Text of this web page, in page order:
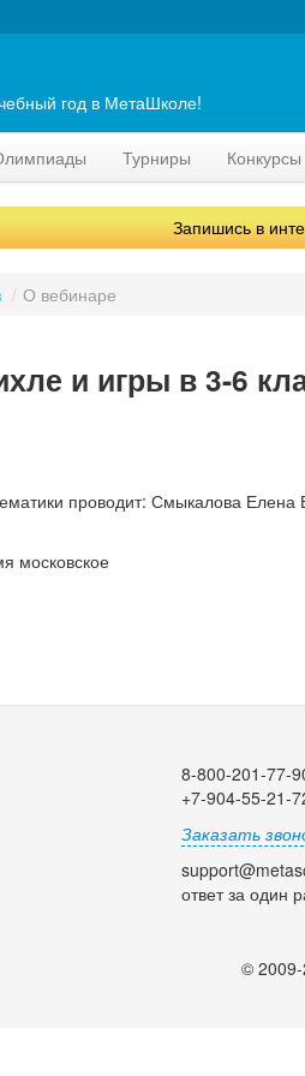
год в МетаШколе!
Турниры Конкурсы
Запишись в
/ О вебинаре
и игры в 3-6
проводит: Смыкалова
московское
8-800-201-77-
+7-904-55-21-
Заказать
ответ за один
©